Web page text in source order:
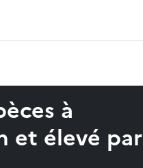
à
et élevé par